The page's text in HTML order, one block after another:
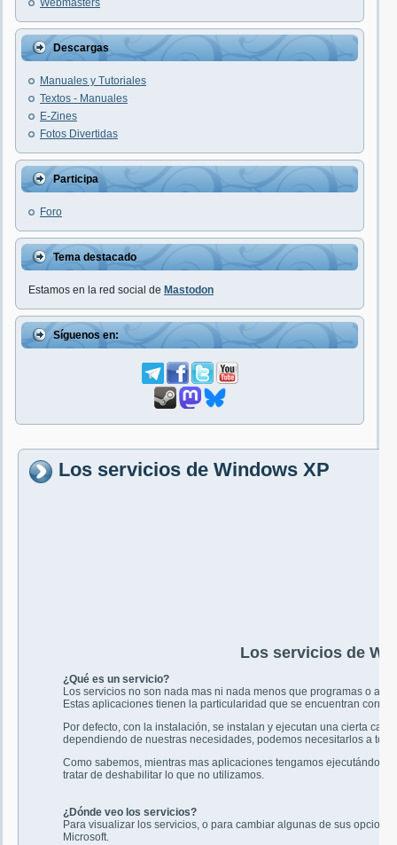
Webmasters
Descargas
Manuales y Tutoriales
Textos - Manuales
E-Zines
Fotos Divertidas
Participa
Foro
Tema destacado
Estamos en la red social de Mastodon
Síguenos en:
Los servicios de Windows XP
Los servicios de
¿Qué es un servicio?
Los servicios no son nada mas ni nada menos que programas o
Estas aplicaciones tienen la particularidad que se encuentran
Por defecto, con la instalación, se instalan y ejecutan una cierta
dependiendo de nuestras necesidades, podemos necesitarlos a
Como sabemos, mientras mas aplicaciones tengamos
tratar de deshabilitar lo que no utilizamos.
¿Dónde veo los servicios?
Para visualizar los servicios, o para cambiar algunas de sus
Microsoft.